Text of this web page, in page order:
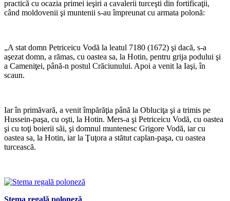
practică cu ocazia primei ieşiri a cavalerii turceşti din fortificaţii,
când moldovenii şi muntenii s-au împreunat cu armata polonă:
„A stat domn Petriceicu Vodă la leatul 7180 (1672) şi dacă, s-a
aşezat domn, a rămas, cu oastea sa, la Hotin, pentru grija podului şi
a Cameniţei, până-n postul Crăciunului. Apoi a venit la Iaşi, în
scaun.
Iar în primăvară, a venit împărăţia până la Obluciţa şi a trimis pe
Hussein-paşa, cu oşti, la Hotin. Mers-a şi Petriceicu Vodă, cu oastea
şi cu toţi boierii săi, şi domnul muntenesc Grigore Vodă, iar cu
oastea sa, la Hotin, iar la Ţuţora a stătut caplan-paşa, cu oastea
turcească.